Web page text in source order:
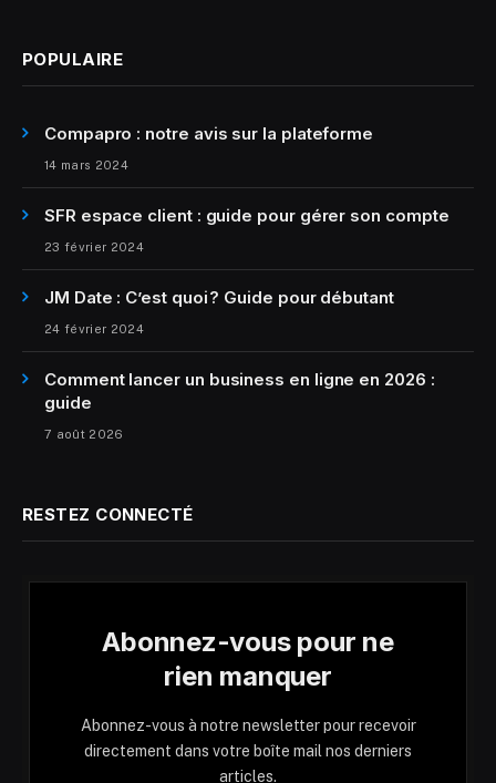
POPULAIRE
Compapro : notre avis sur la plateforme
14 mars 2024
SFR espace client : guide pour gérer son compte
23 février 2024
JM Date : C’est quoi ? Guide pour débutant
24 février 2024
Comment lancer un business en ligne en 2026 :
guide
7 août 2026
RESTEZ CONNECTÉ
Abonnez-vous pour ne
rien manquer
Abonnez-vous à notre newsletter pour recevoir
directement dans votre boîte mail nos derniers
articles.